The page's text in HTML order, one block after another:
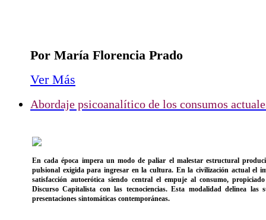
Por María Florencia Prado
Ver Más
Abordaje psicoanalítico de los consumos
En cada época impera un modo de paliar el malestar estructural
pulsional exigida para ingresar en la cultura. En la civilización actual el
satisfacción autoerótica siendo central el empuje al consumo,
Discurso Capitalista con las tecnociencias. Esta modalidad delinea las
presentaciones sintomáticas contemporáneas.